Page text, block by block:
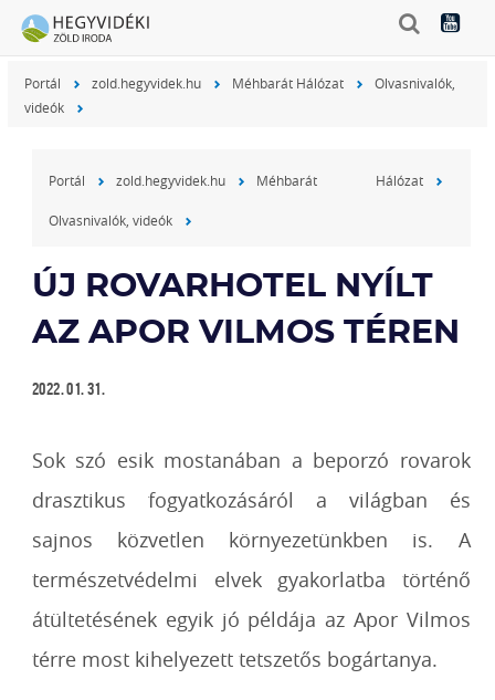
Portál zold.hegyvidek.hu Méhbarát Hálózat
Olvasnivalók,
videók
Portál zold.hegyvidek.hu Méhbarát Hálózat
Olvasnivalók, videók
ÚJ ROVARHOTEL NYÍLT
AZ APOR VILMOS TÉREN
2022. 01. 31.
Sok szó esik mostanában a beporzó rovarok
drasztikus fogyatkozásáról a világban és
sajnos közvetlen környezetünkben is. A
természetvédelmi elvek gyakorlatba történő
átültetésének egyik jó példája az Apor Vilmos
térre most kihelyezett tetszetős bogártanya.